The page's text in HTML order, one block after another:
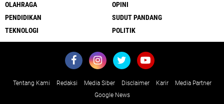
OLAHRAGA
OPINI
PENDIDIKAN
SUDUT PANDANG
TEKNOLOGI
POLITIK
Tentang Kami Redaksi Media Siber Disclaimer Karir
Media Partner
Google News